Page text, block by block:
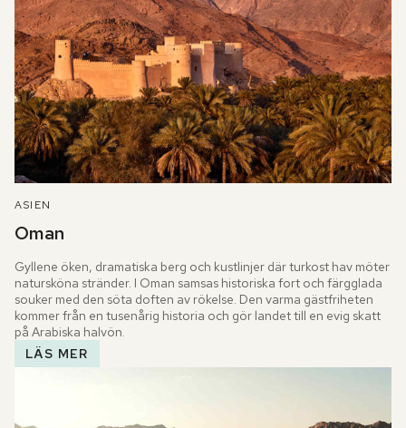
ASIEN
Oman
Gyllene öken, dramatiska berg och kustlinjer där turkost hav möter
natursköna stränder. I Oman samsas historiska fort och färgglada
souker med den söta doften av rökelse. Den varma gästfriheten
kommer från en tusenårig historia och gör landet till en evig skatt
på Arabiska halvön.
LÄS MER